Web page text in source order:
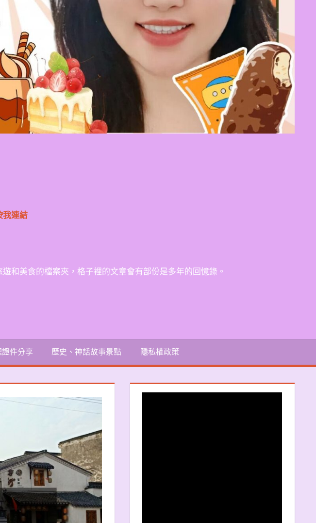
我連結
和美食的檔案夾，格子裡的文章會有部份是多年的回憶錄。
件分享 歷史、神話故事景點 隱私權政策